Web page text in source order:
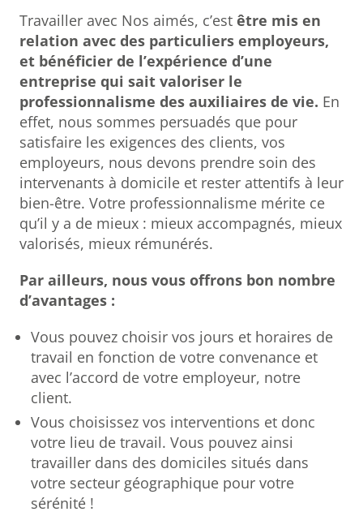
Travailler avec Nos aimés, c’est être mis en
relation avec des particuliers employeurs,
et bénéficier de l’expérience d’une
entreprise qui sait valoriser le
professionnalisme des auxiliaires de vie. En
effet, nous sommes persuadés que pour
satisfaire les exigences des clients, vos
employeurs, nous devons prendre soin des
intervenants à domicile et rester attentifs à leur
bien-être. Votre professionnalisme mérite ce
qu’il y a de mieux : mieux accompagnés, mieux
valorisés, mieux rémunérés.
Par ailleurs, nous vous offrons bon nombre
d’avantages :
Vous pouvez choisir vos jours et horaires de
travail en fonction de votre convenance et
avec l’accord de votre employeur, notre
client.
Vous choisissez vos interventions et donc
votre lieu de travail. Vous pouvez ainsi
travailler dans des domiciles situés dans
votre secteur géographique pour votre
sérénité !